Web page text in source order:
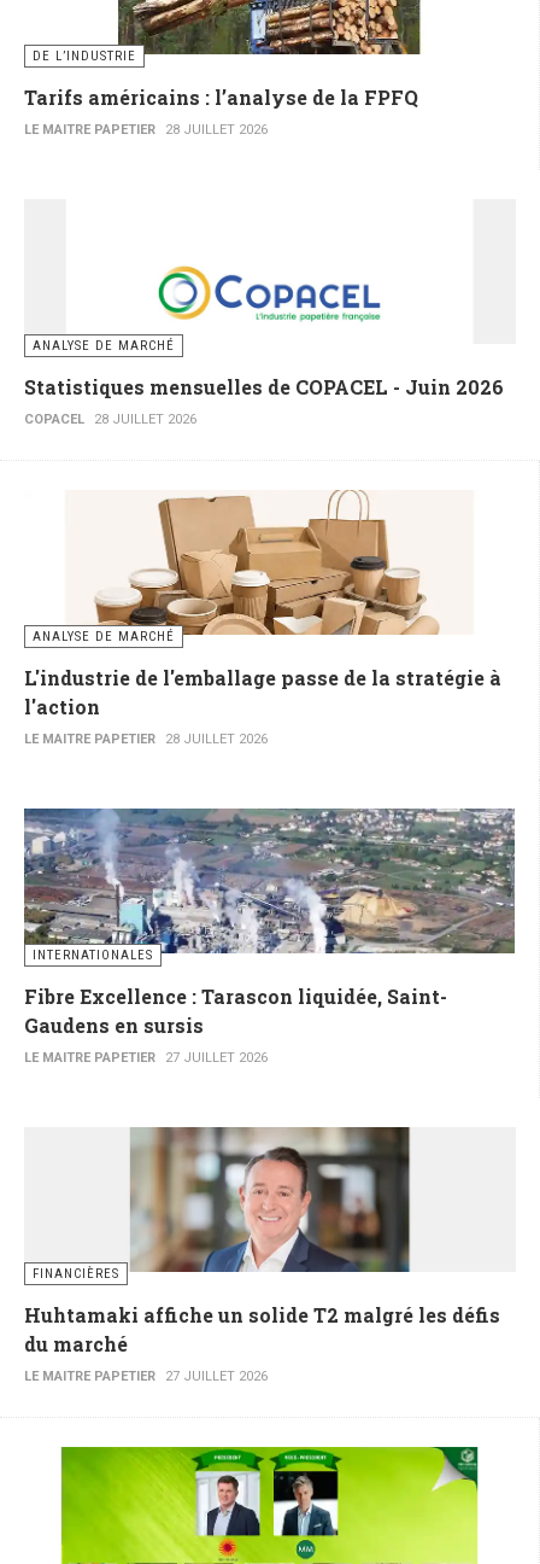
DE L’INDUSTRIE
Tarifs américains : l’analyse de la FPFQ
LE MAITRE PAPETIER 28 JUILLET 2026
ANALYSE DE MARCHÉ
Statistiques mensuelles de COPACEL - Juin 2026
COPACEL 28 JUILLET 2026
ANALYSE DE MARCHÉ
L'industrie de l'emballage passe de la stratégie à
l'action
LE MAITRE PAPETIER 28 JUILLET 2026
INTERNATIONALES
Fibre Excellence : Tarascon liquidée, Saint-
Gaudens en sursis
LE MAITRE PAPETIER 27 JUILLET 2026
FINANCIÈRES
Huhtamaki affiche un solide T2 malgré les défis
du marché
LE MAITRE PAPETIER 27 JUILLET 2026